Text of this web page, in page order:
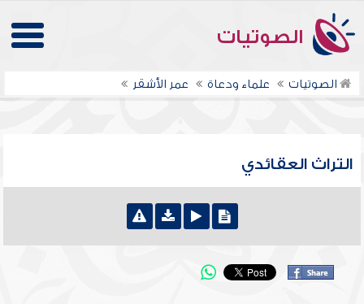
الصوتيات
الصوتيات علماء ودعاة عمر الأشقر
التراث العقائدي